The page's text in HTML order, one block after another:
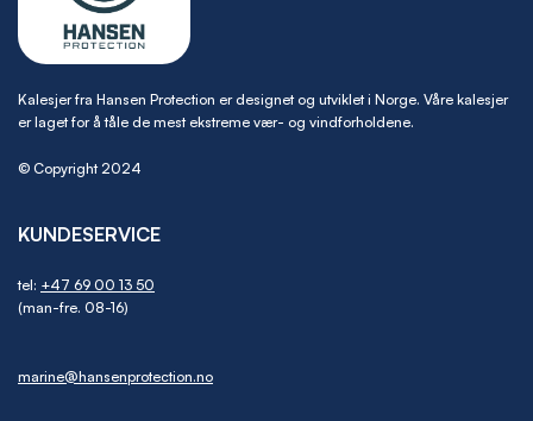
Kalesjer fra Hansen Protection er designet og utviklet i Norge. Våre kalesjer
er laget for å tåle de mest ekstreme vær- og vindforholdene.
© Copyright 2024
KUNDESERVICE
tel: +47 69 00 13 50
(man-fre. 08-16)
marine@hansenprotection.no